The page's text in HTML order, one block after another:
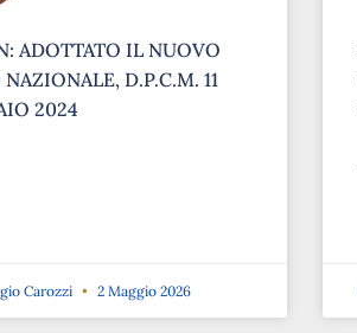
ADOTTATO IL NUOVO
D.P.C.M. 11
2024
Carozzi 2 Maggio 2026